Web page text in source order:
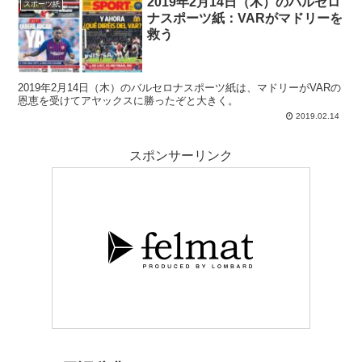
スポーツ紙
ナスポーツ紙：VARがマドリーを
救う
2019年2月14日（木）のバルセロナスポーツ紙は、マドリーがVARの
恩恵を受けてアヤックスに勝ったぞと大きく。
2019.02.14
スポンサーリンク